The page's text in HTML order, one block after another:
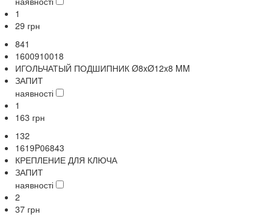
1
29 грн
841
1600910018
ИГОЛЬЧАТЫЙ ПОДШИПНИК Ø8xØ12x8 MM
ЗАПИТ
наявності
1
163 грн
132
1619P06843
КРЕПЛЕНИЕ ДЛЯ КЛЮЧА
ЗАПИТ
наявності
2
37 грн